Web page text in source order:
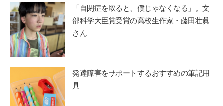
「自閉症を取ると、僕じゃなくなる」。文
部科学大臣賞受賞の高校生作家・藤田壮眞
さん
発達障害をサポートするおすすめの筆記用
具